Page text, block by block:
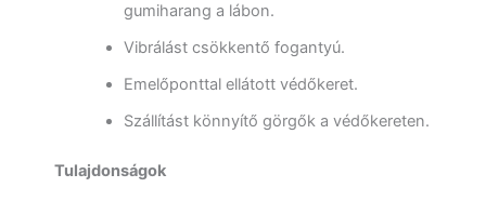
gumiharang a lábon.
Vibrálást csökkentő fogantyú.
Emelőponttal ellátott védőkeret.
Szállítást könnyítő görgők a védőkereten.
Tulajdonságok